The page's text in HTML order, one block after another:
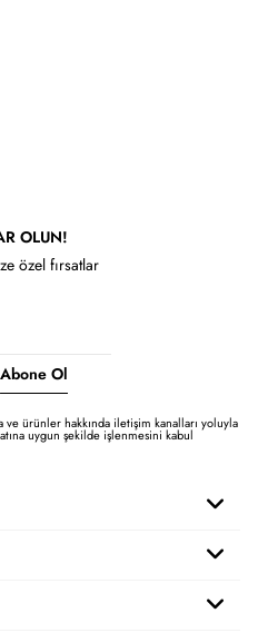
OLUN!
özel fırsatlar
Abone Ol
ürünler hakkında iletişim kanalları yoluyla
uygun şekilde işlenmesini kabul